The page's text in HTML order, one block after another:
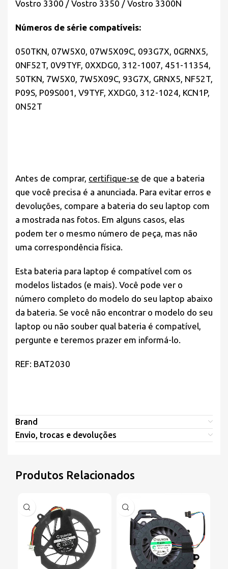
Vostro 3300 / Vostro 3350 / Vostro 3300N
Números de série compatíveis:
050TKN, 07W5X0, 07W5X09C, 093G7X, 0GRNX5,
0NF52T, 0V9TYF, 0XXDG0, 312-1007, 451-11354,
50TKN, 7W5X0, 7W5X09C, 93G7X, GRNX5, NF52T,
P09S, P09S001, V9TYF, XXDG0, 312-1024, KCN1P,
0N52T
Antes de comprar, certifique-se de que a bateria
que você precisa é a anunciada. Para evitar erros e
devoluções, compare a bateria do seu laptop com
a mostrada nas fotos. Em alguns casos, elas
podem ter o mesmo número de peça, mas não
uma correspondência física.
Esta bateria para laptop é compatível com os
modelos listados (e mais). Você pode ver o
número completo do modelo do seu laptop abaixo
da bateria. Se você não encontrar o modelo do seu
laptop ou não souber qual bateria é compatível,
pergunte e teremos prazer em informá-lo.
REF: BAT2030
Brand
Envio, trocas e devoluções
Produtos Relacionados